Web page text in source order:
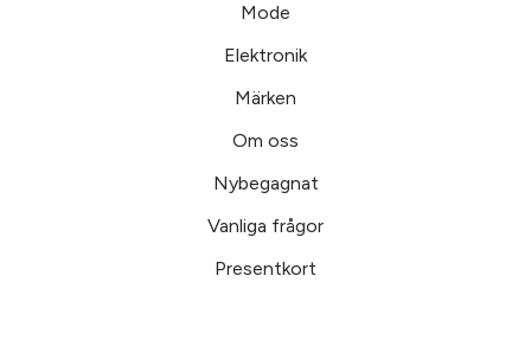
Mode
Elektronik
Märken
Om oss
Nybegagnat
Vanliga frågor
Presentkort